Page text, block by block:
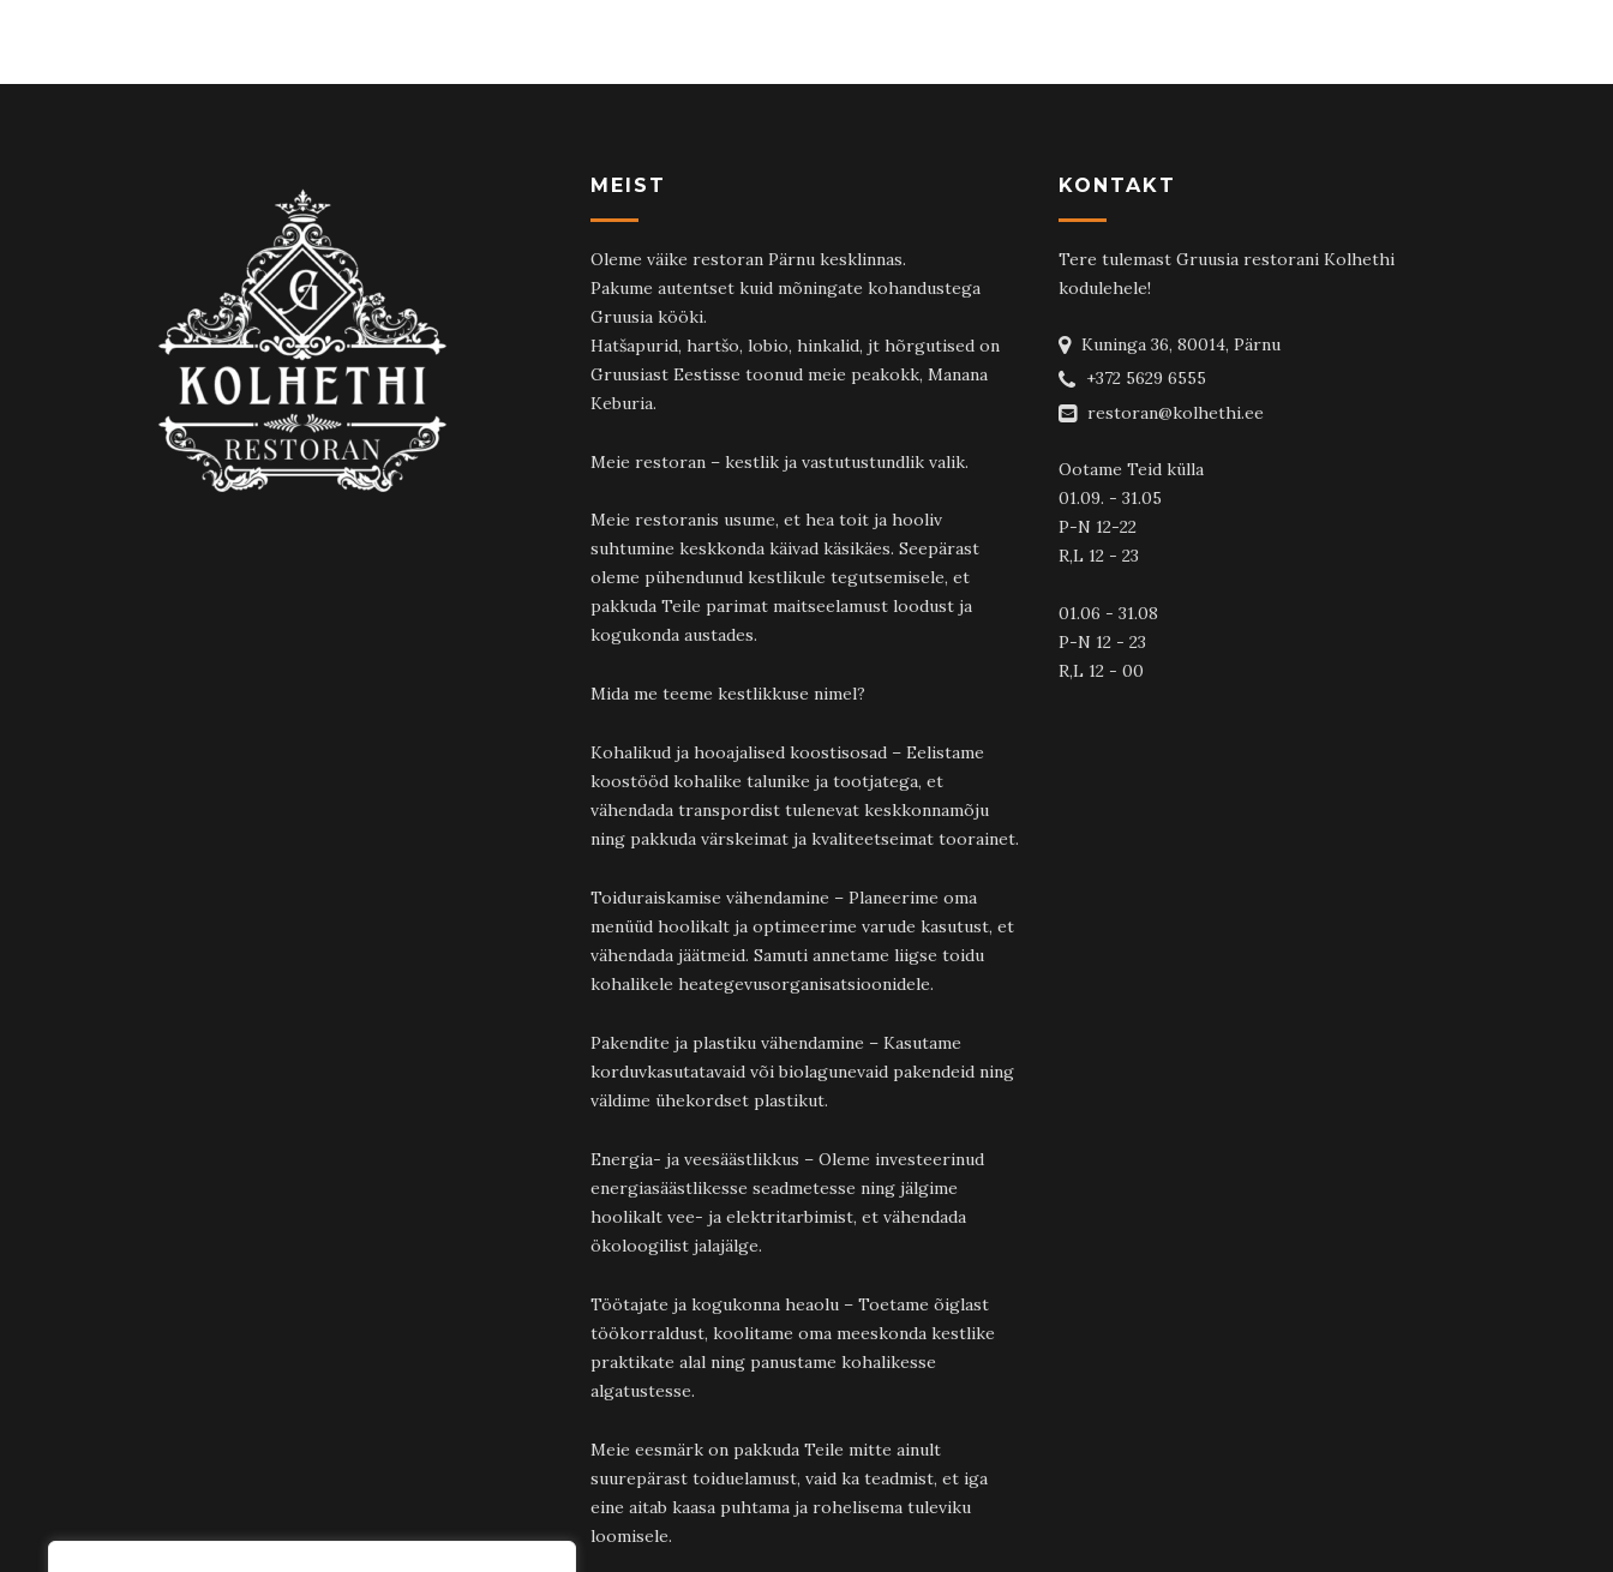
MEIST
Oleme väike restoran Pärnu kesklinnas.
Pakume autentset kuid mõningate kohandustega
Gruusia kööki.
Hatšapurid, hartšo, lobio, hinkalid, jt hõrgutised on
Gruusiast Eestisse toonud meie peakokk, Manana
Keburia.
Meie restoran – kestlik ja vastutustundlik valik.
Meie restoranis usume, et hea toit ja hooliv
suhtumine keskkonda käivad käsikäes. Seepärast
oleme pühendunud kestlikule tegutsemisele, et
pakkuda Teile parimat maitseelamust loodust ja
kogukonda austades.
Mida me teeme kestlikkuse nimel?
Kohalikud ja hooajalised koostisosad – Eelistame
koostööd kohalike talunike ja tootjatega, et
vähendada transpordist tulenevat keskkonnamõju
ning pakkuda värskeimat ja kvaliteetseimat toorainet.
Toiduraiskamise vähendamine – Planeerime oma
menüüd hoolikalt ja optimeerime varude kasutust, et
vähendada jäätmeid. Samuti annetame liigse toidu
kohalikele heategevusorganisatsioonidele.
Pakendite ja plastiku vähendamine – Kasutame
korduvkasutatavaid või biolagunevaid pakendeid ning
väldime ühekordset plastikut.
Energia- ja veesäästlikkus – Oleme investeerinud
energiasäästlikesse seadmetesse ning jälgime
hoolikalt vee- ja elektritarbimist, et vähendada
ökoloogilist jalajälge.
Töötajate ja kogukonna heaolu – Toetame õiglast
töökorraldust, koolitame oma meeskonda kestlike
praktikate alal ning panustame kohalikesse
algatustesse.
Meie eesmärk on pakkuda Teile mitte ainult
suurepärast toiduelamust, vaid ka teadmist, et iga
eine aitab kaasa puhtama ja rohelisema tuleviku
loomisele.
KONTAKT
Tere tulemast Gruusia restorani Kolhethi
kodulehele!
Kuninga 36, 80014, Pärnu
+372 5629 6555
restoran@kolhethi.ee
Ootame Teid külla
01.09. - 31.05
P-N 12-22
R,L 12 - 23
01.06 - 31.08
P-N 12 - 23
R,L 12 - 00